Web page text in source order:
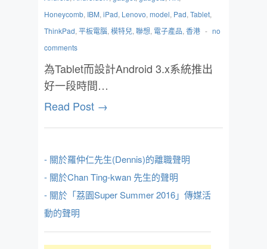
Honeycomb, IBM, iPad, Lenovo, model, Pad, Tablet,
ThinkPad, 平板電腦, 模特兒, 聯想, 電子產品, 香港 - no
comments
為Tablet而設計Android 3.x系統推出
好一段時間…
Read Post →
- 關於羅仲仁先生(Dennis)的離職聲明
- 關於Chan Ting-kwan 先生的聲明
- 關於「荔園Super Summer 2016」傳媒活
動的聲明